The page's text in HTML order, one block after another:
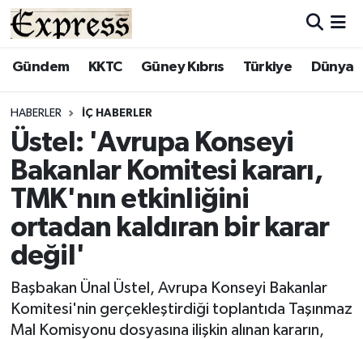
Gündem KKTC Güney Kıbrıs Türkiye Dünya
HABERLER İÇ HABERLER
Üstel: 'Avrupa Konseyi
Bakanlar Komitesi kararı,
TMK'nın etkinliğini
ortadan kaldıran bir karar
değil'
Başbakan Ünal Üstel, Avrupa Konseyi Bakanlar
Komitesi'nin gerçekleştirdiği toplantıda Taşınmaz
Mal Komisyonu dosyasına ilişkin alınan kararın,
ALAYKÖY
BİLİM
ÇATALKÖY
DÜNYA
EĞİTİM
EKONOMİ
Hava Durumu
Süper Lig Puan Durumu ve Fikstür
Tüm Manşetler
Son Dakika Haberleri
Haber Arşivi